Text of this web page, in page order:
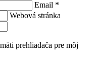
Email *
Webová stránka
prehliadača pre môj